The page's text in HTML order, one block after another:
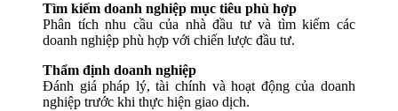
Tìm kiếm doanh nghiệp mục tiêu phù hợp
Phân tích nhu cầu của nhà đầu tư và tìm kiếm các
doanh nghiệp phù hợp với chiến lược đầu tư.
Thẩm định doanh nghiệp
Đánh giá pháp lý, tài chính và hoạt động của doanh
nghiệp trước khi thực hiện giao dịch.